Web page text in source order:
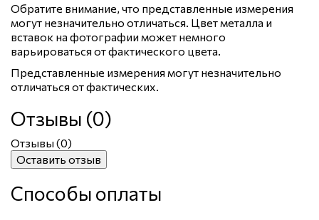
Обратите внимание, что представленные измерения
могут незначительно отличаться. Цвет металла и
вставок на фотографии может немного
варьироваться от фактического цвета.
Представленные измерения могут незначительно
отличаться от фактических.
Отзывы (0)
Отзывы (0)
Оставить отзыв
Способы оплаты